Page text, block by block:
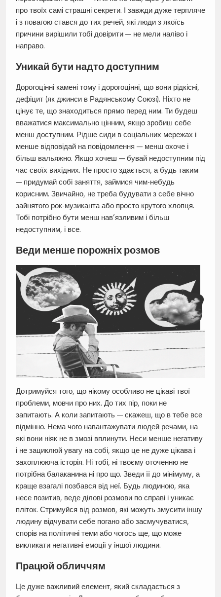
про твоїх самі страшні секрети. І завжди дуже терпляче
і з повагою стався до тих речей, які люди з якоїсь
причини вирішили тобі довірити — не мели наліво і
направо.
Уникай бути надто доступним
Дорогоцінні камені тому і дорогоцінні, що вони рідкісні,
дефіцит (як джинси в Радянському Союзі). Ніхто не
цінує те, що знаходиться прямо перед ним. Ти будеш
вважатися максимально цінним, якщо зробиш себе
менш доступним. Рідше сиди в соціальних мережах і
менше відповідай на повідомлення — менш охоче і
більш вальяжно. Якщо хочеш — бувай недоступним під
час своїх вихідних. Не просто здається, а будь таким
— придумай собі заняття, займися чим-небудь
корисним. Звичайно, не треба будувати з себе вічно
зайнятого рок-музиканта або просто крутого хлопця.
Тобі потрібно бути менш нав’язливим і більш
недоступним, і все.
Веди менше порожніх розмов
Дотримуйся того, що нікому особливо не цікаві твої
проблеми, мовчи про них. До тих пір, поки не
запитають. А коли запитають — скажеш, що в тебе все
відмінно. Нема чого навантажувати людей речами, на
які вони ніяк не в змозі вплинути. Неси менше негативу
і не зациклюй увагу на собі, якщо це не дуже цікава і
захоплююча історія. Ні тобі, ні твоєму оточенню не
потрібна балаканина ні про що. Зведи її до мінімуму, а
краще взагалі позбався від неї. Будь людиною, яка
несе позитив, веде ділові розмови по справі і уникає
пліток. Стримуйся від розмов, які можуть змусити іншу
людину відчувати себе погано або засмучуватися,
спорів на політичні теми або чогось ще, що може
викликати негативні емоції у іншої людини.
Працюй обличчям
Це дуже важливий елемент, який складається з